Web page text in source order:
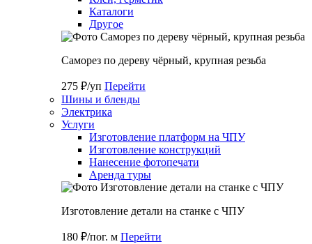
Каталоги
Другое
Саморез по дереву чёрный, крупная резьба
275 ₽/уп Перейти
Шины и бленды
Электрика
Услуги
Изготовление платформ на ЧПУ
Изготовление конструкций
Нанесение фотопечати
Аренда туры
Изготовление детали на станке с ЧПУ
180 ₽/пог. м Перейти